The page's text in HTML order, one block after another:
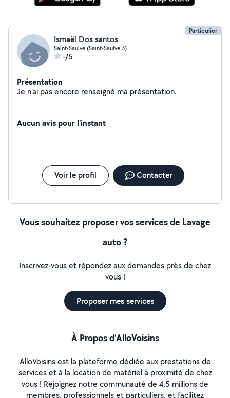
Particulier
Ismaël Dos santos
Saint-Saulve (Saint-Saulve 3)
-/5
Présentation
Je n'ai pas encore renseigné ma présentation.
Aucun avis pour l'instant
Voir le profil Contacter
Vous souhaitez proposer vos services de Lavage
auto ?
Inscrivez-vous et répondez aux demandes près de chez
vous !
Proposer mes services
À Propos d’AlloVoisins
AlloVoisins est la plateforme dédiée aux prestations de
services et à la location de matériel à proximité de chez
vous ! Rejoignez notre communauté de 4,5 millions de
membres, professionnels et particuliers, et facilitez